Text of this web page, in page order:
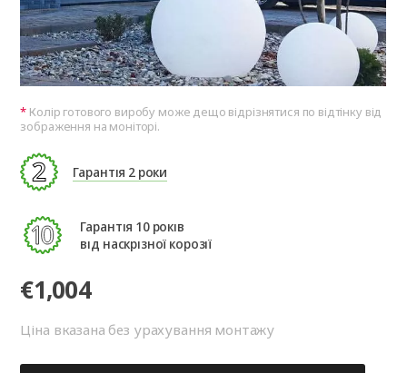
Колір готового виробу може дещо відрізнятися по відтінку від
зображення на моніторі.
Гарантія 2 роки
Гарантія 10 років
від наскрізної корозії
€1,004
Ціна вказана без урахування монтажу